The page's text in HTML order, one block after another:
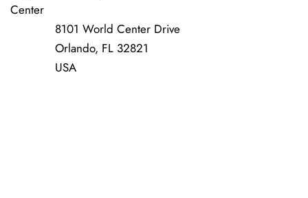
Center
8101 World Center Drive
Orlando, FL 32821
USA